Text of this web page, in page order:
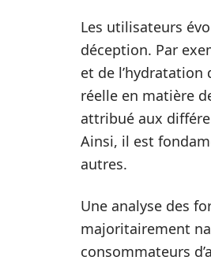
Les utilisateurs
déception. Par
et de l’hydratation
réelle en matière
attribué aux
Ainsi, il est
autres.
Une analyse des
majoritairement
consommateurs